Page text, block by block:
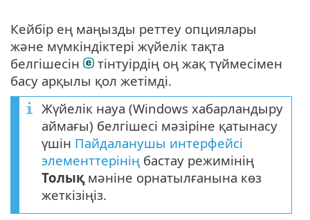
Кейбір ең маңызды реттеу опциялары
және мүмкіндіктері жүйелік тақта
белгішесін
тінтуірдің оң жақ түймесімен
басу арқылы қол жетімді.
Жүйелік науа (Windows хабарландыру
аймағы) белгішесі мәзіріне қатынасу
үшін Пайдаланушы интерфейсі
элементтерінің бастау режимінің
Толықмәніне орнатылғанына көз
жеткізіңіз.